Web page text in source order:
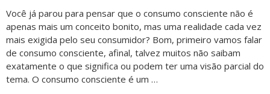
Você já parou para pensar que o consumo consciente não é
apenas mais um conceito bonito, mas uma realidade cada vez
mais exigida pelo seu consumidor? Bom, primeiro vamos falar
de consumo consciente, afinal, talvez muitos não saibam
exatamente o que significa ou podem ter uma visão parcial do
tema. O consumo consciente é um …